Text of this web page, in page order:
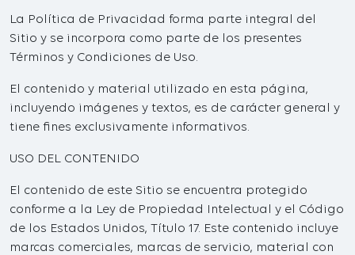
La Política de Privacidad forma parte integral del
Sitio y se incorpora como parte de los presentes
Términos y Condiciones de Uso.
El contenido y material utilizado en esta página,
incluyendo imágenes y textos, es de carácter general y
tiene fines exclusivamente informativos.
USO DEL CONTENIDO
El contenido de este Sitio se encuentra protegido
conforme a la Ley de Propiedad Intelectual y el Código
de los Estados Unidos, Título 17. Este contenido incluye
marcas comerciales, marcas de servicio, material con